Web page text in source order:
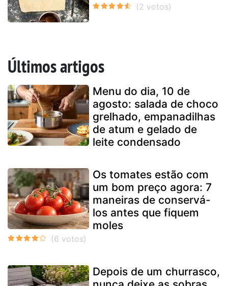
Últimos artigos
Menu do dia, 10 de
agosto: salada de choco
grelhado, empanadilhas
de atum e gelado de
leite condensado
Os tomates estão com
um bom preço agora: 7
maneiras de conservá-
los antes que fiquem
moles
Depois de um churrasco,